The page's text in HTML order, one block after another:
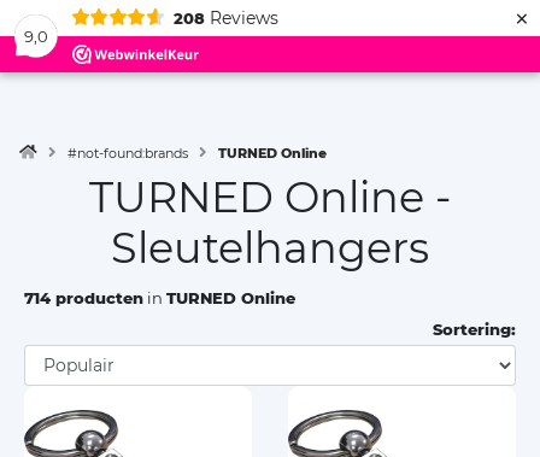
9,0
208 Reviews ×
Menu
#not-found:brands TURNED Online
TURNED Online -
Sleutelhangers
714 producten in TURNED Online
Sortering: